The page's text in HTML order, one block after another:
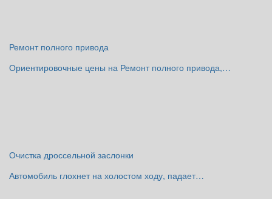
Ремонт полного привода
Ориентировочные цены на Ремонт полного привода,…
Очистка дроссельной заслонки
Автомобиль глохнет на холостом ходу, падает…